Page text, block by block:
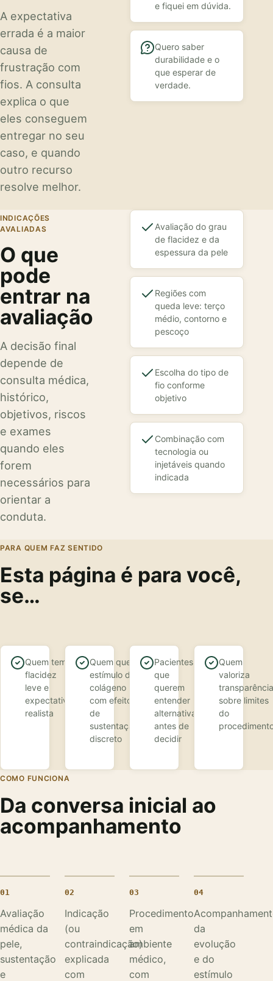
A expectativa
errada é a maior
causa de
frustração com
fios. A consulta
explica o que
eles conseguem
entregar no seu
caso, e quando
outro recurso
resolve melhor.
e fiquei em dúvida.
Quero saber
durabilidade e o
que esperar de
verdade.
INDICAÇÕES
AVALIADAS
O que
pode
entrar na
avaliação
A decisão final
depende de
consulta médica,
histórico,
objetivos, riscos
e exames
quando eles
forem
necessários para
orientar a
conduta.
Avaliação do grau
de flacidez e da
espessura da pele
Regiões com
queda leve: terço
médio, contorno e
pescoço
Escolha do tipo de
fio conforme
objetivo
Combinação com
tecnologia ou
injetáveis quando
indicada
PARA QUEM FAZ SENTIDO
Esta página é para você,
se…
Quem tem
flacidez
leve e
expectativa
realista
Quem quer
estímulo de
colágeno
com efeito
de
sustentação
discreto
Pacientes
que
querem
entender
alternativas
antes de
decidir
Quem
valoriza
transparência
sobre limites
do
COMO FUNCIONA
Da conversa inicial ao
acompanhamento
01
Avaliação
médica da
pele,
sustentação
e
02
Indicação
(ou
contraindicação)
explicada
com
03
Procedimento
em
ambiente
médico,
com
04
da
evolução
e do
estímulo